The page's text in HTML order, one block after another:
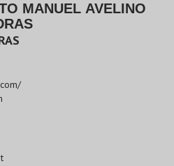
MANUEL AVELINO